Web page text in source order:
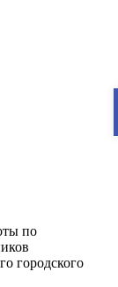
по
городского